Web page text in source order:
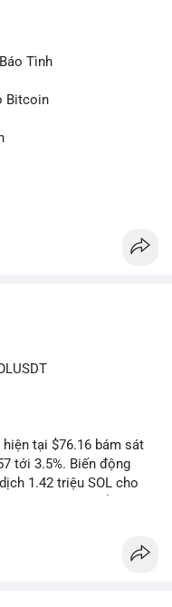
thứ nhất, cá voi đang
lên sàn giao dịch, tạo
xu hướng tăng; thứ
này không quá lớn để
đủ sức tạo biến động
trung.
theo cảm xúc, ưu
Tình
Bitcoin
tại $76.16 bám sát
tới 3.5%. Biến động
1.42 triệu SOL cho